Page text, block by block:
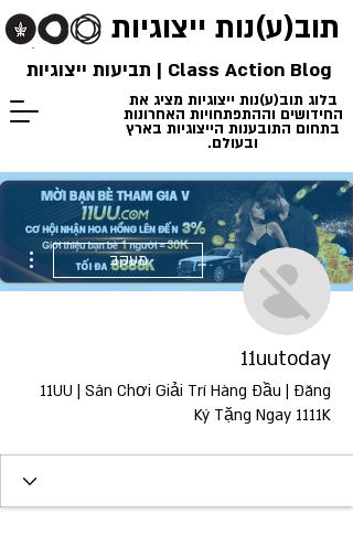
תוב(ע)נות ייצוגיות
בלוג תוב(ע)נות ייצוגיות מציג את
החידושים וההתפתחויות האחרונות
בתחום התובענות הייצוגיות בארץ
ובעולם.
Class Action Blog | תביעות ייצוגיות
מעקב
11uutoday
11UU | Sân Chơi Giải Trí Hàng Đầu | Đăng
Ký Tặng Ngay 1111K